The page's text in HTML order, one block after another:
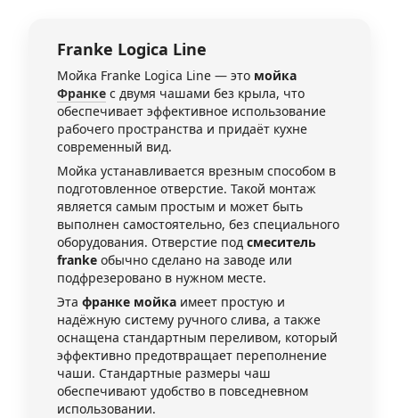
Franke Logica Line
Мойка Franke Logica Line — это мойка
Франке с двумя чашами без крыла, что
обеспечивает эффективное использование
рабочего пространства и придаёт кухне
современный вид.
Мойка устанавливается врезным способом в
подготовленное отверстие. Такой монтаж
является самым простым и может быть
выполнен самостоятельно, без специального
оборудования. Отверстие под смеситель
franke обычно сделано на заводе или
подфрезеровано в нужном месте.
Эта франке мойка имеет простую и
надёжную систему ручного слива, а также
оснащена стандартным переливом, который
эффективно предотвращает переполнение
чаши. Стандартные размеры чаш
обеспечивают удобство в повседневном
использовании.